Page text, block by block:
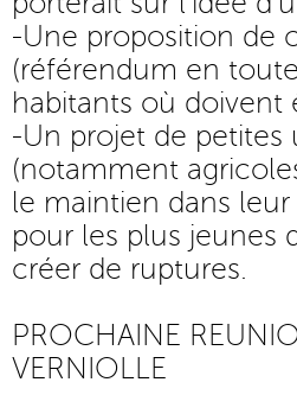
-Une proposition de
(référendum en
habitants où doivent
-Un projet de petites
(notamment
le maintien dans
pour les plus jeunes
créer de ruptures.
PROCHAINE
VERNIOLLE